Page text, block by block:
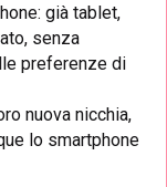
già tablet,
senza
preferenze di
nuova nicchia,
lo smartphone